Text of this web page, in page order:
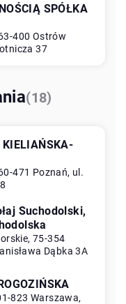
SPÓŁKA
400 Ostrów
37
(18)
KIELIAŃSKA-
471 Poznań, ul.
Suchodolski,
75-354
Dąbka 3A
823 Warszawa,